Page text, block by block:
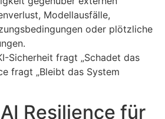
Modellausfälle,
oder plötzliche
Sicherheit fragt „Schadet das
fragt „Bleibt das System
Resilience für